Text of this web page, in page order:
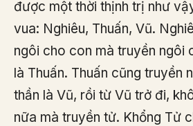
được một thời thịnh trị như
vua: Nghiêu, Thuấn, Vũ.
ngôi cho con mà truyền ngôi
là Thuấn. Thuấn cũng truyền
thần là Vũ, rồi từ Vũ trở đi,
nữa mà truyền tử. Khổng Tử